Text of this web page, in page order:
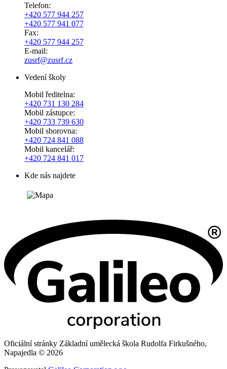
Telefon:
+420 577 944 257
+420 577 941 077
Fax:
+420 577 944 257
E-mail:
zusrf@zusrf.cz
Vedení školy
Mobil ředitelna:
+420 731 130 284
Mobil zástupce:
+420 733 739 630
Mobil sborovna:
+420 724 841 088
Mobil kancelář:
+420 724 841 017
Kde nás najdete
Oficiální stránky Základní umělecká škola Rudolfa Firkušného,
Napajedla © 2026